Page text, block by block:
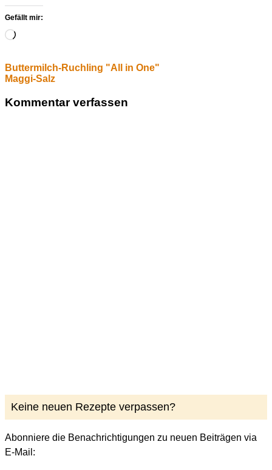
Gefällt mir:
Wird
Buttermilch-Ruchling "All in One"
Maggi-Salz
Kommentar verfassen
Keine neuen Rezepte verpassen?
Abonniere die Benachrichtigungen zu neuen Beiträgen via
E-Mail: